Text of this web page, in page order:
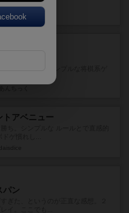
ーの間にあ...
ェイとと
トアベニュー
パン